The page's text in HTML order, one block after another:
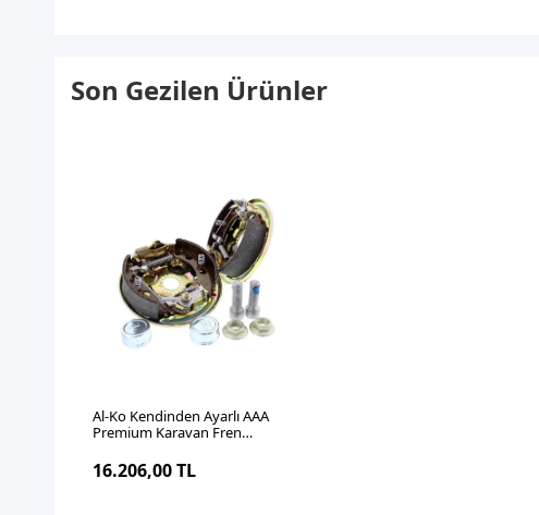
Son Gezilen Ürünler
Al-Ko Kendinden Ayarlı AAA
Premium Karavan Fren
16.206,00 TL